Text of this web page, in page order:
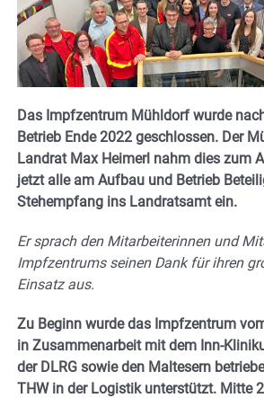
Das Impfzentrum Mühldorf wurde
Betrieb Ende 2022 geschlossen. Der
Landrat Max Heimerl nahm dies zum
jetzt alle am Aufbau und Betrieb
Stehempfang ins Landratsamt ein.
Er sprach den Mitarbeiterinnen und
Impfzentrums seinen Dank für ihren
Einsatz aus.
Zu Beginn wurde das Impfzentrum
in Zusammenarbeit mit dem Inn-
der DLRG sowie den Maltesern
THW in der Logistik unterstützt. Mitte